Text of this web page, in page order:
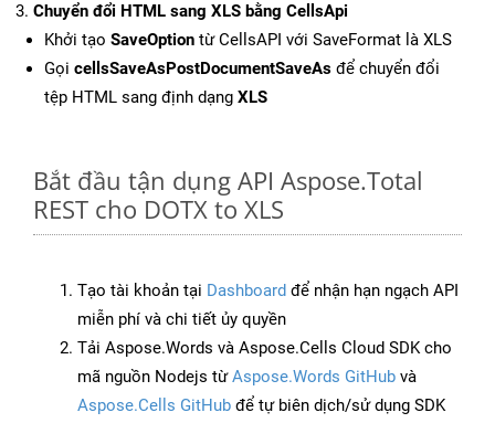
Chuyển đổi HTML sang XLS bằng CellsApi
Khởi tạo SaveOption từ CellsAPI với SaveFormat là XLS
Gọi cellsSaveAsPostDocumentSaveAs để chuyển đổi
tệp HTML sang định dạng XLS
Bắt đầu tận dụng API Aspose.Total
REST cho DOTX to XLS
Tạo tài khoản tại Dashboard để nhận hạn ngạch API
miễn phí và chi tiết ủy quyền
Tải Aspose.Words và Aspose.Cells Cloud SDK cho
mã nguồn Nodejs từAspose.Words GitHub và
Aspose.Cells GitHub để tự biên dịch/sử dụng SDK